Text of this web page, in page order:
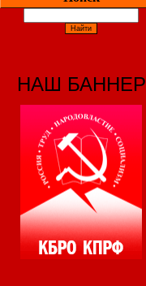
НАШ БАННЕР